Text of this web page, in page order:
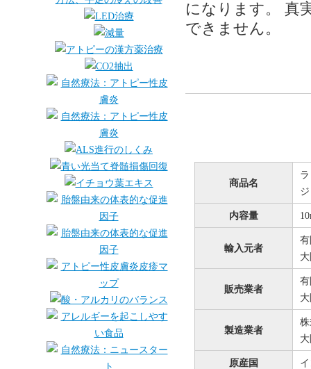
になります。 真
できません。
商品名
内容量
輸入元者
販売業者
製造業者
原産国